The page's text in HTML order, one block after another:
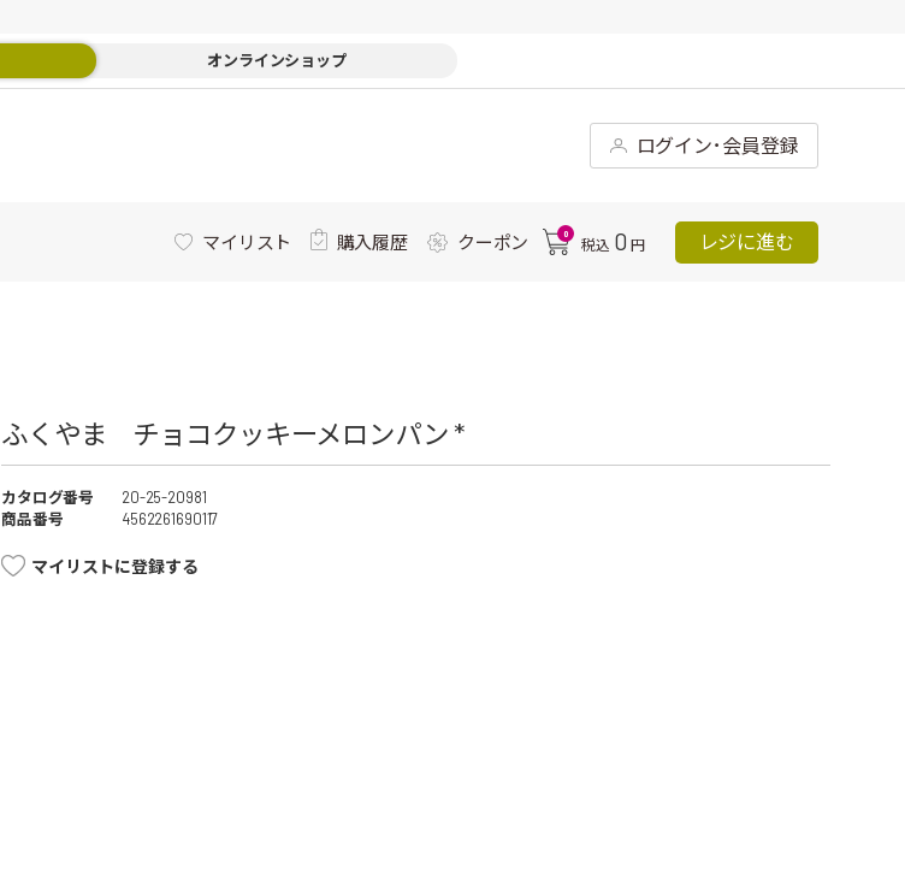
オンラインショップ
ログイン･会員登録
マイリスト 購入履歴 クーポン 0
税込 0 円 レジに進む
ふくやま チョコクッキーメロンパン *
カタログ番号
20-25-20981
商品番号
4562261690117
マイリストに登録する